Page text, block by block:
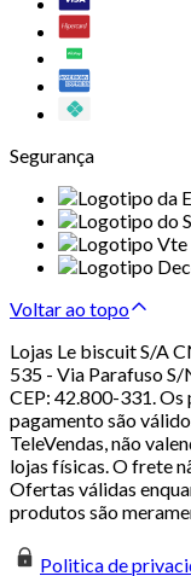
Segurança
Voltar ao topo
Lojas Le biscuit S/A
535 - Via Parafuso S/
CEP: 42.800-331. Os
pagamento são
TeleVendas, não
lojas físicas. O frete
Ofertas válidas
produtos são
Politica de